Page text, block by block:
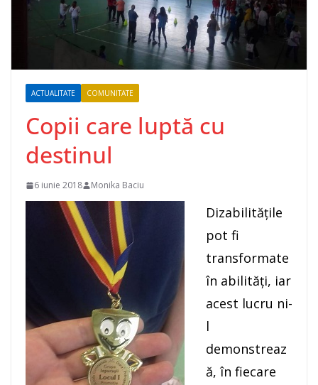
ACTUALITATE COMUNITATE
Copii care luptă cu
destinul
6 iunie 2018 Monika Baciu
Dizabilitățile
pot fi
transformate
în abilități, iar
acest lucru ni-
l
demonstreaz
ă, în fiecare